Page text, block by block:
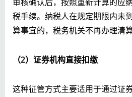
税手续。纳税人在规定期限内未
算事宜的，税务机关不再办理清算
（2） 证券机构直接扣缴
这种征管方式主要适用于通过证